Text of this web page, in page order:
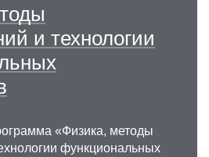
и технологии
«Физика, методы
функциональных